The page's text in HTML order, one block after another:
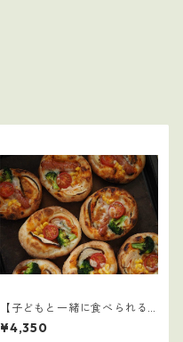
【子どもと一緒に食べられる
ごはん】クリスマスセット
¥4,350